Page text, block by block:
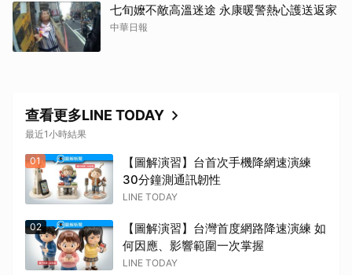
七旬嬤不敵高溫迷途 永康暖警熱心護送返家
中華日報
查看更多LINE TODAY
最近1小時結果
01
【圖解演習】台首次手機降網速演練
30分鐘測通訊韌性
LINE TODAY
02
【圖解演習】台灣首度網路降速演練 如
何因應、影響範圍一次掌握
LINE TODAY